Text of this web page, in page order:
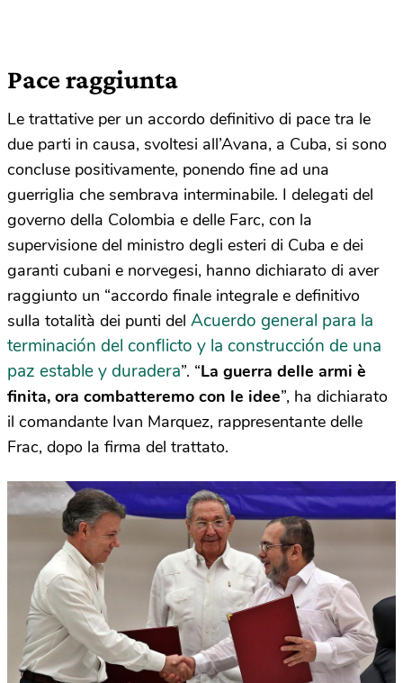
Pace raggiunta
Le trattative per un accordo definitivo di pace tra le
due parti in causa, svoltesi all’Avana, a Cuba, si sono
concluse positivamente, ponendo fine ad una
guerriglia che sembrava interminabile. I delegati del
governo della Colombia e delle Farc, con la
supervisione del ministro degli esteri di Cuba e dei
garanti cubani e norvegesi, hanno dichiarato di aver
raggiunto un “accordo finale integrale e definitivo
sulla totalità dei punti del Acuerdo general para la
terminación del conflicto y la construcción de una
paz estable y duradera”. “La guerra delle armi è
finita, ora combatteremo con le idee”, ha dichiarato
il comandante Ivan Marquez, rappresentante delle
Frac, dopo la firma del trattato.